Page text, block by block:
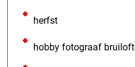
herfst
hobby fotograaf bruiloft